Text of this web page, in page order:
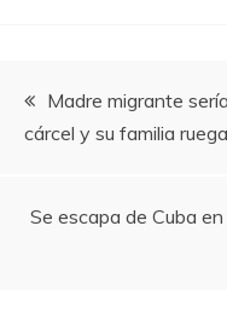
Navegación
de
entradas
Madre migrante
cárcel y su familia
Se escapa de Cuba